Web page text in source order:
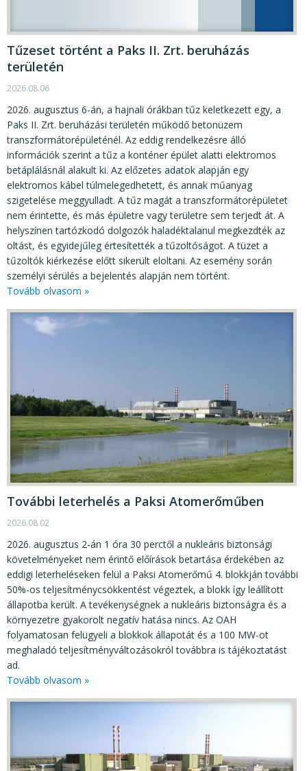
JOGI SZABÁLYOZÁS, ÚTMUTATÓK
KIADVÁNYOK, JELENTÉSEK
NYOMTATVÁNYOK, SZOFTVEREK
E-ÜGYINTÉZÉS
Tűzeset történt a Paks II. Zrt. beruházás
területén
2026.08.06
2026. augusztus 6-án, a hajnali órákban tűz keletkezett egy, a
Paks II. Zrt. beruházási területén működő betonüzem
transzformátorépületénél. Az eddig rendelkezésre álló
információk szerint a tűz a konténer épület alatti elektromos
betáplálásnál alakult ki. Az előzetes adatok alapján egy
elektromos kábel túlmelegedhetett, és annak műanyag
szigetelése meggyulladt. A tűz magát a transzformátorépületet
nem érintette, és más épületre vagy területre sem terjedt át. A
helyszínen tartózkodó dolgozók haladéktalanul megkezdték az
oltást, és egyidejűleg értesítették a tűzoltóságot. A tüzet a
tűzoltók kiérkezése előtt sikerült eloltani. Az esemény során
személyi sérülés a bejelentés alapján nem történt.
Tovább olvasom »
További leterhelés a Paksi Atomerőműben
2026.08.02
2026. augusztus 2-án 1 óra 30 perctől a nukleáris biztonsági
követelményeket nem érintő előírások betartása érdekében az
eddigi leterheléseken felül a Paksi Atomerőmű 4. blokkján további
50%-os teljesítménycsökkentést végeztek, a blokk így leállított
állapotba került. A tevékenységnek a nukleáris biztonságra és a
környezetre gyakorolt negatív hatása nincs. Az OAH
folyamatosan felügyeli a blokkok állapotát és a 100 MW-ot
meghaladó teljesítményváltozásokról továbbra is tájékoztatást
ad.
Tovább olvasom »